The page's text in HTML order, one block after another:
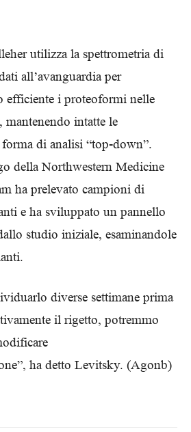
utilizza la spettrometria di
all’avanguardia per
efficiente i proteoformi nelle
mantenendo intatte le
di analisi “top-down”.
della Northwestern Medicine
ha prelevato campioni di
e ha sviluppato un pannello
studio iniziale, esaminandole
diverse settimane prima
il rigetto, potremmo
ha detto Levitsky. (Agonb)